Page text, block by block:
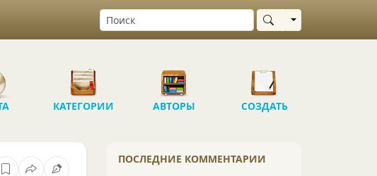
Выбрать область
КАТЕГОРИИ АВТОРЫ СОЗДАТЬ
ПОСЛЕДНИЕ КОММЕНТАРИИ